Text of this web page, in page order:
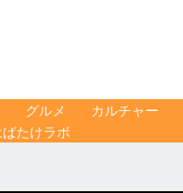
グルメ カルチャー
ばたけラボ